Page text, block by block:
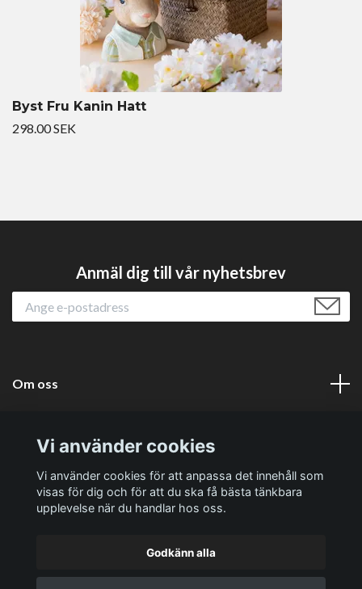
Byst Fru Kanin Hatt
298.00 SEK
Anmäl dig till vår nyhetsbrev
Om oss
Sociala medier
Vi använder cookies
Vi använder cookies för att anpassa det innehåll som
visas för dig och för att du ska få bästa tänkbara
upplevelse när du handlar hos oss.
Godkänn alla